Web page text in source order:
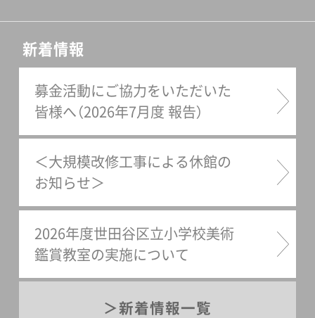
新着情報
募金活動にご協力をいただいた
皆様へ（2026年7月度 報告）
＜大規模改修工事による休館の
お知らせ＞
2026年度世田谷区立小学校美術
鑑賞教室の実施について
新着情報一覧